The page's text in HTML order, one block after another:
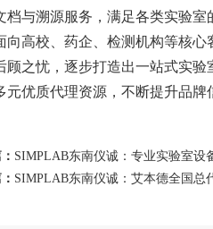
档与溯源服务，满足各类实验室
向高校、药企、检测机构等核
顾之忧，逐步打造出一站式实
元优质代理资源，不断提升品
SIMPLAB东南仪诚：专业实验室设
SIMPLAB东南仪诚：艾本德全国总